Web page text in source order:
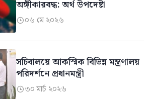
অঙ্গীকারবদ্ধ: অর্থ উপদেষ্টা
০৬ মে ২০২৬
সচিবালয়ে আকস্মিক বিভিন্ন মন্ত্রণালয়
পরিদর্শনে প্রধানমন্ত্রী
৩০ মার্চ ২০২৬